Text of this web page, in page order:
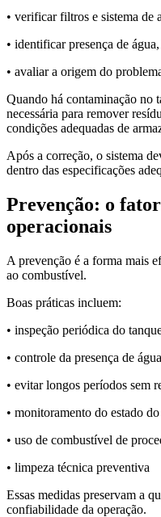
• verificar filtros e sistema de
• identificar presença de
• avaliar a origem do
Quando há contaminação no
necessária para remover
condições adequadas de
Após a correção, o sistema
dentro das especificações
Prevenção: o
operacionais
A prevenção é a forma mais
ao combustível.
Boas práticas incluem:
• inspeção periódica do
• controle da presença de água
• evitar longos períodos sem
• monitoramento do estado
• uso de combustível de
• limpeza técnica preventiva
Essas medidas preservam a
confiabilidade da operação.